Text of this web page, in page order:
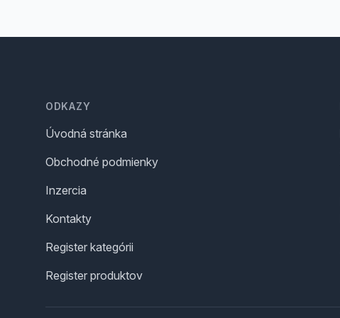
ODKAZY
Úvodná stránka
Obchodné podmienky
Inzercia
Kontakty
Register kategórii
Register produktov